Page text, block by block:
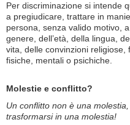
Per discriminazione si intende
a pregiudicare, trattare in
persona, senza valido motivo,
genere, dell’età, della lingua,
vita, delle convinzioni religiose,
fisiche, mentali o psichiche.
Molestie e conflitto?
Un conflitto non è una
trasformarsi in una molestia!